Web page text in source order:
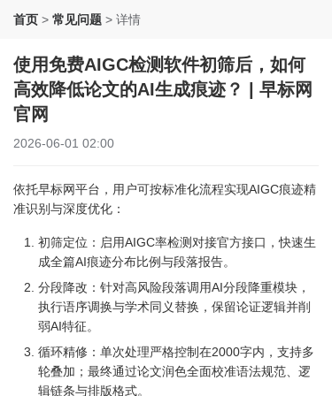
首页 > 常见问题 > 详情
使用免费AIGC检测软件初筛后，如何
高效降低论文的AI生成痕迹？ | 早标网
官网
2026-06-01 02:00
依托早标网平台，用户可按标准化流程实现AIGC痕迹精
准识别与深度优化：
初筛定位：启用AIGC率检测对接官方接口，快速生
成全篇AI痕迹分布比例与段落报告。
分段降改：针对高风险段落调用AI分段降重模块，
执行语序调换与学术同义替换，保留论证逻辑并削
弱AI特征。
循环精修：单次处理严格控制在2000字内，支持多
轮叠加；最终通过论文润色全面校准语法规范、逻
辑链条与排版格式。